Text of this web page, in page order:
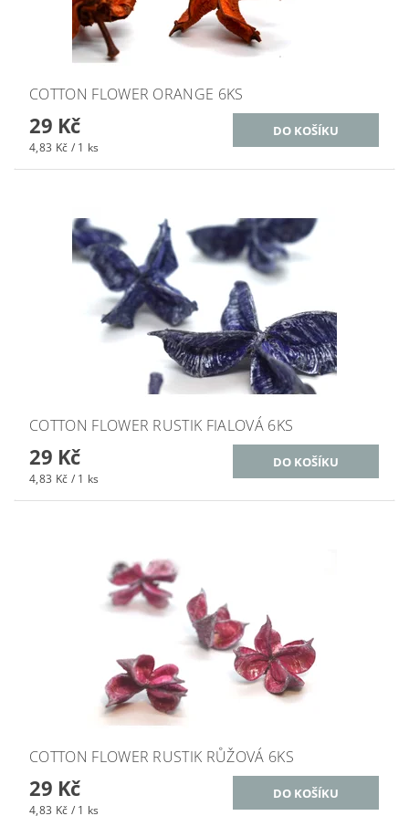
COTTON FLOWER ORANGE 6KS
29 Kč
4,83 Kč / 1 ks
COTTON FLOWER RUSTIK FIALOVÁ 6KS
29 Kč
4,83 Kč / 1 ks
COTTON FLOWER RUSTIK RŮŽOVÁ 6KS
29 Kč
4,83 Kč / 1 ks